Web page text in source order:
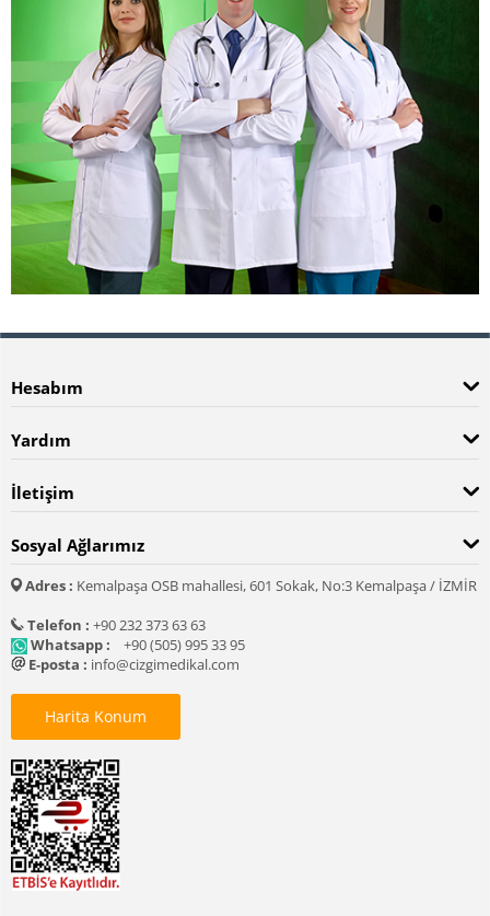
Hesabım
Yardım
İletişim
Sosyal Ağlarımız
Adres : Kemalpaşa OSB mahallesi, 601 Sokak, No:3 Kemalpaşa / İZMİR
Telefon : +90 232 373 63 63
Whatsapp :
+90 (505) 995 33 95
E-posta : info@cizgimedikal.com
Harita Konum